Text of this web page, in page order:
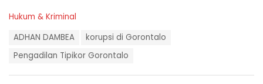
C
Hukum & Kriminal
ADHAN DAMBEA
korupsi di Gorontalo
Pengadilan Tipikor Gorontalo